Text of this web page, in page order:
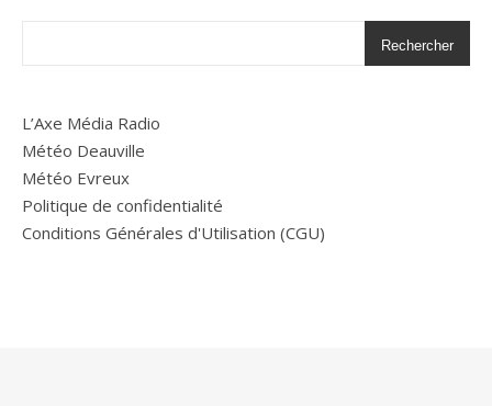
Rechercher
L’Axe Média Radio
Météo Deauville
Météo Evreux
Politique de confidentialité
Conditions Générales d'Utilisation (CGU)